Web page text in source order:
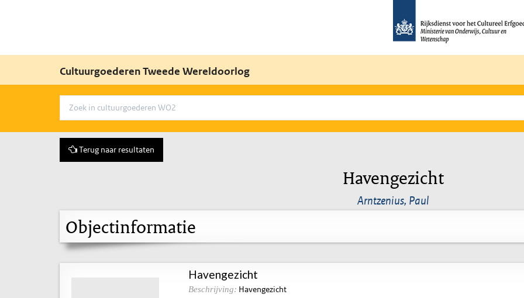
Cultuurgoederen Tweede Wereldoorlog
Terug naar resultaten
Havengezicht
Arntzenius, Paul
Objectinformatie
Havengezicht
Beschrijving: Havengezicht